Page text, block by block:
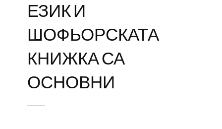
ЕЗИК И
ШОФЬОРСКАТА
КНИЖКА СА
ОСНОВНИ